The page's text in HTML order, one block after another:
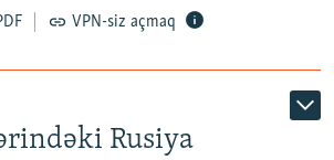
VPN-siz açmaq
Rusiya